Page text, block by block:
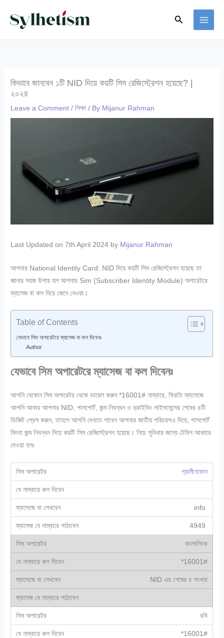
content
Search
কিভাবে জানবেন ১টি NID দিয়ে কয়টি সিম রেজিস্ট্রেশন হয়েছে? |
২০২৪
Leave a Comment /শিক্ষা / By Mijanur Rahman
Last Updated on 7th April 2024 by Mijanur Rahman
আপনার National Identity Card: NID দিয়ে কয়টি সিম রেজিস্ট্রেশন হয়েছে তা
জানার সহজ উপায় হল আপনার Sim (Subscriber Identity Module) অপারেটরে
ম্যাসেজ বা কল দিয়ে জেনে নেওয়া।
Table of Contents
যেভাবে সিম অপারেটরে ম্যাসেজ বা কল দিবেনঃ
Author
যেভাবে সিম অপারেটরে ম্যাসেজ বা কল দিবেনঃ
আপনি যেকোন সিম অপারেটর থেকে ডায়েল করুন *16001# নাম্বারে, ফিরতি ম্যাসেজে
আপনি আবার আপনার NID, পাসপোর্ট, জন্ম নিবন্ধন ও ড্রাইভিং লাইসসেন্সের শেষের ৪টি
ডিজিট প্রেস করুন, তাহলে আপনি দেখতে পাবেন আপনার জাতীয় পরিচয়পএ দিয়ে, পাসপোর্ট
কিংবা জন্ম নিবন্ধন দিয়ে কয়টি সিম রেজিস্ট্রেশন হয়েছে। নিচে সুবিধার জন্যে টেবিল আকারে
দেওয়া হলঃ
গ্রামীণফোন
info
4949
বাংলালিংক
*16001#
NID এর শেষের ৪ সংখ্যা
রবি
*16001#